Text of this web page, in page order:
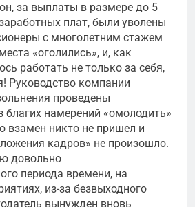
за выплаты в размере до 5
плат, были уволены
с многолетним стажем
«оголились», и, как
работать не только за себя,
Руководство компании
проведены
благих намерений «омолодить»
взамен никто не пришел и
кадров» не произошло.
довольно
периода времени, на
из-за безвыходного
вынужден вновь